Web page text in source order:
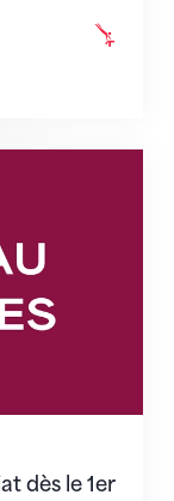
dès le 1er
le 1er août